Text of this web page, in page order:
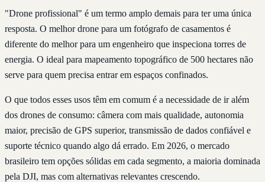
"Drone profissional" é um termo amplo demais para ter uma única
resposta. O melhor drone para um fotógrafo de casamentos é
diferente do melhor para um engenheiro que inspeciona torres de
energia. O ideal para mapeamento topográfico de 500 hectares não
serve para quem precisa entrar em espaços confinados.
O que todos esses usos têm em comum é a necessidade de ir além
dos drones de consumo: câmera com mais qualidade, autonomia
maior, precisão de GPS superior, transmissão de dados confiável e
suporte técnico quando algo dá errado. Em 2026, o mercado
brasileiro tem opções sólidas em cada segmento, a maioria dominada
pela DJI, mas com alternativas relevantes crescendo.